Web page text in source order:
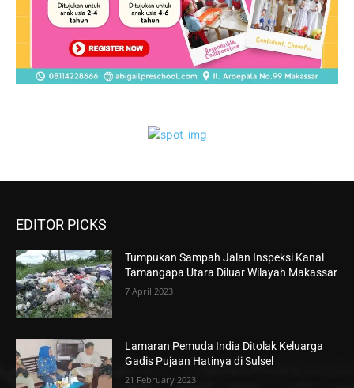
EDITOR PICKS
Tumpukan Sampah Jalan Inspeksi Kanal
Tamangapa Utara Diluar Wilayah Makassar
7 April 2023
Lamaran Pemuda India Ditolak Keluarga
Gadis Pujaan Hatinya di Sulsel
21 February 2023